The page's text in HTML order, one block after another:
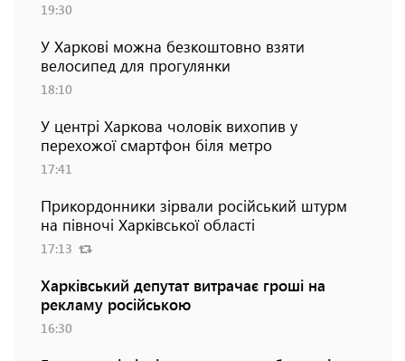
19:30
У Харкові можна безкоштовно взяти
велосипед для прогулянки
18:10
У центрі Харкова чоловік вихопив у
перехожої смартфон біля метро
17:41
Прикордонники зірвали російський штурм
на півночі Харківської області
17:13
Харківський депутат витрачає гроші на
рекламу російською
16:30